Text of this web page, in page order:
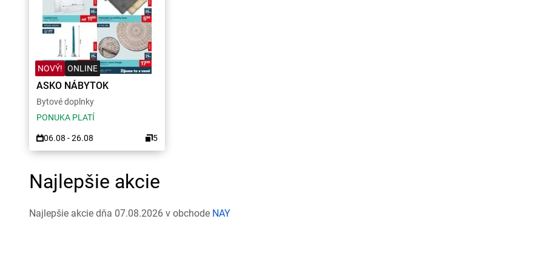
NOVÝ! ONLINE
ASKO NÁBYTOK
Bytové doplnky
PONUKA PLATÍ
06.08 - 26.08 5
Najlepšie akcie
Najlepšie akcie dňa 07.08.2026 v obchode NAY